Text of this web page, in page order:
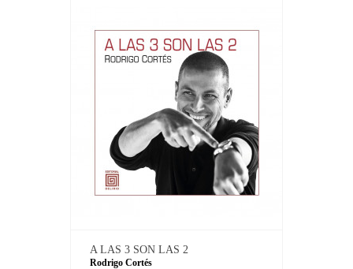
A LAS 3 SON LAS 2
Rodrigo Cortés